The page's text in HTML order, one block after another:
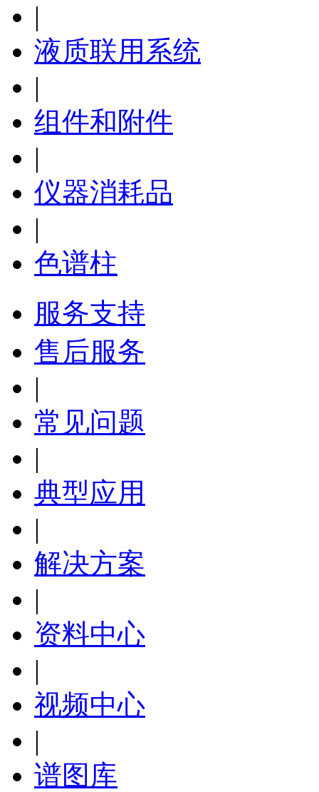
|
液质联用系统
|
组件和附件
|
仪器消耗品
|
色谱柱
服务支持
售后服务
|
常见问题
|
典型应用
|
解决方案
|
资料中心
|
视频中心
|
谱图库